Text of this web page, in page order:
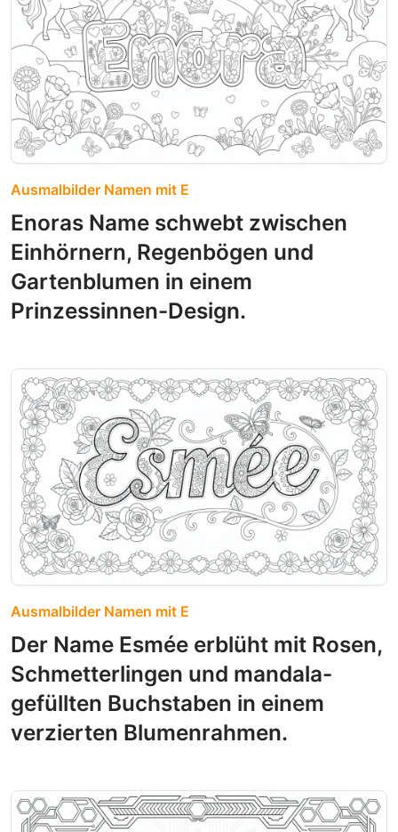
Ausmalbilder Namen mit E
Enoras Name schwebt zwischen
Einhörnern, Regenbögen und
Gartenblumen in einem
Prinzessinnen-Design.
Ausmalbilder Namen mit E
Der Name Esmée erblüht mit Rosen,
Schmetterlingen und mandala-
gefüllten Buchstaben in einem
verzierten Blumenrahmen.